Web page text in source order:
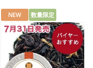
NEW 数量限定